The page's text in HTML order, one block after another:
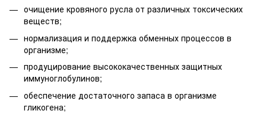
очищение кровяного русла от различных токсических
веществ;
нормализация и поддержка обменных процессов в
организме;
продуцирование высококачественных защитных
иммуноглобулинов;
обеспечение достаточного запаса в организме
гликогена;